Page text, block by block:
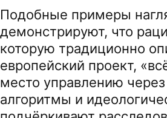
Подобные примеры
демонстрируют, что
которую традиционно
европейский проект,
место управлению
алгоритмы и